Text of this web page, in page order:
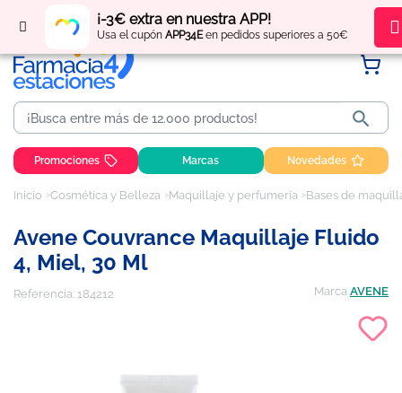
¡-3€ extra en nuestra APP!
Usa el cupón APP34Een pedidos superiores a 50€
Regístratey obtén puntos por tus compras

Promociones Marcas Novedades
Inicio Cosmética y Belleza Maquillaje y perfumería Bases de
Avene Couvrance Maquillaje Fluido
4, Miel, 30 Ml
Referencia: 184212 Marca AVENE